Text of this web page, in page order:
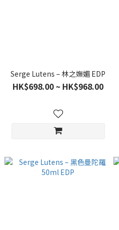
Serge Lutens – 林之嫵媚 EDP
HK$698.00 ~ HK$968.00